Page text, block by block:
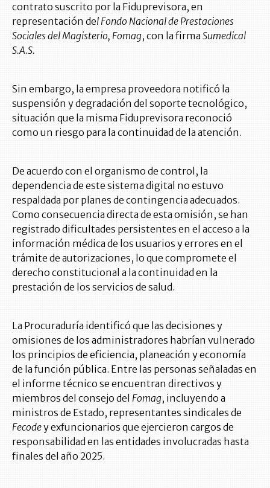
contrato suscrito por la Fiduprevisora, en
representación del Fondo Nacional de Prestaciones
Sociales del Magisterio, Fomag, con la firmaSumedical
S.A.S.
Sin embargo, la empresa proveedora notificó la
suspensión y degradación del soporte tecnológico,
situación que la misma Fiduprevisora reconoció
como un riesgo para la continuidad de la atención.
De acuerdo con el organismo de control, la
dependencia de este sistema digital no estuvo
respaldada por planes de contingencia adecuados.
Como consecuencia directa de esta omisión, se han
registrado dificultades persistentes en el acceso a la
información médica de los usuarios y errores en el
trámite de autorizaciones, lo que compromete el
derecho constitucional a la continuidad en la
prestación de los servicios de salud.
La Procuraduría identificó que las decisiones y
omisiones de los administradores habrían vulnerado
los principios de eficiencia, planeación y economía
de la función pública. Entre las personas señaladas en
el informe técnico se encuentran directivos y
miembros del consejo del Fomag, incluyendo a
ministros de Estado, representantes sindicales de
Fecodey exfuncionarios que ejercieron cargos de
responsabilidad en las entidades involucradas hasta
finales del año 2025.